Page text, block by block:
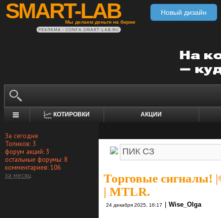
SMART-LAB
Мы делаем деньги на бирже
Новый дизайн
РЕКЛАМА • CONFA.SMART-LAB.RU
КОТИРОВКИ АКЦИИ
За сегодня
Топиков: 3
форум акций: 3
остальные форумы: 8
комментариев: 106
за месяц
Торговые сигналы! |
| MTLR.
24 декабря 2025, 16:17 Wise_Olga